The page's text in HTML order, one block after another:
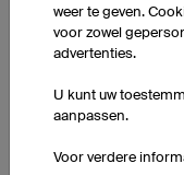
weer te geven.
voor zowel
advertenties.
U kunt uw
aanpassen.
Voor verdere